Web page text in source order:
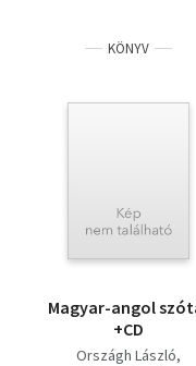
KÖNYV
Magyar-angol
+CD
Országh László